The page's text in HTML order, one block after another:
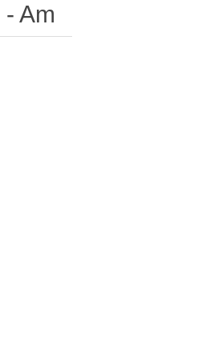
Am